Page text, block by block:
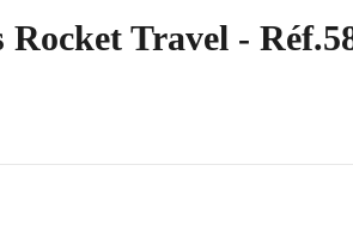
Travel -